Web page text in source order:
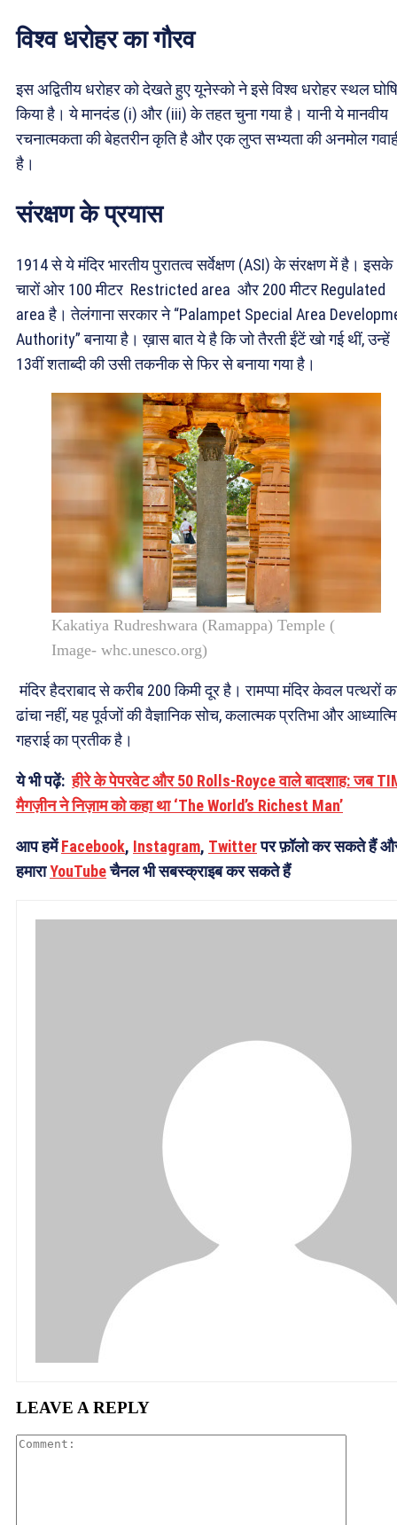
विश्व धरोहर का गौरव
इस अद्वितीय धरोहर को देखते हुए यूनेस्को ने इसे विश्व धरोहर स्थल
किया है। ये मानदंड (i) और (iii) के तहत चुना गया है। यानी ये मानवीय
रचनात्मकता की बेहतरीन कृति है और एक लुप्त सभ्यता की अनमोल
है।
संरक्षण के प्रयास
1914 से ये मंदिर भारतीय पुरातत्व सर्वेक्षण (ASI) के संरक्षण में है। इसके
चारों ओर 100 मीटर Restricted area और 200 मीटर Regulated
area है। तेलंगाना सरकार ने “Palampet Special Area
Authority” बनाया है। ख़ास बात ये है कि जो तैरती ईंटें खो गई थीं, उन्हें
13वीं शताब्दी की उसी तकनीक से फिर से बनाया गया है।
Kakatiya Rudreshwara (Ramappa) Temple (
Image- whc.unesco.org)
मंदिर हैदराबाद से करीब 200 किमी दूर है। रामप्पा मंदिर केवल पत्थरों
ढांचा नहीं, यह पूर्वजों की वैज्ञानिक सोच, कलात्मक प्रतिभा और
गहराई का प्रतीक है।
ये भी पढ़ें:हीरे के पेपरवेट और 50 Rolls-Royce वाले बादशाह: जब
मैगज़ीन ने निज़ाम को कहा था ‘The World’s Richest Man’
आप हमेंFacebook, Instagram, Twitterपर फ़ॉलो कर सकते हैं
हमाराYouTubeचैनल भी सबस्क्राइब कर सकते हैं
LEAVE A REPLY